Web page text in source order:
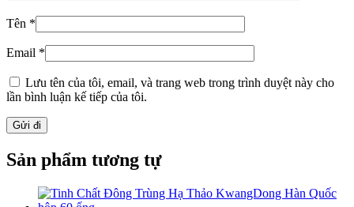
Tên *
Email *
Lưu tên của tôi, email, và trang web trong trình duyệt này cho
lần bình luận kế tiếp của tôi.
Sản phẩm tương tự